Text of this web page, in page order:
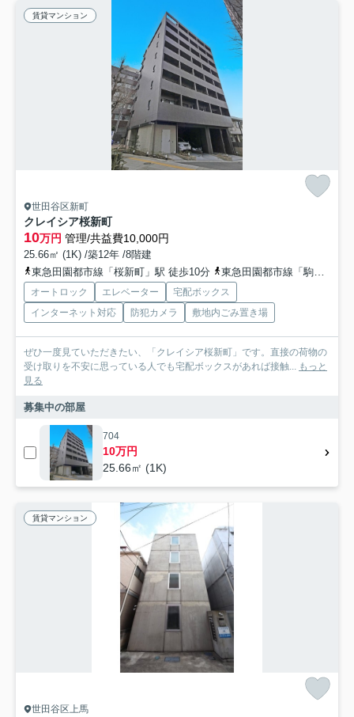
賃貸マンション
世田谷区新町
クレイシア桜新町
10万円 管理/共益費10,000円
25.66㎡ (1K) /築12年 /8階建
東急田園都市線「桜新町」駅 徒歩10分
東急田園都市線「駒沢大学」駅 徒歩15分
オートロック エレベーター
宅配ボックス
インターネット対応
防犯カメラ 敷地内ごみ置き場
ぜひ一度見ていただきたい、「クレイシア桜新町」です。直接の荷物の
受け取りを不安に思っている人でも宅配ボックスがあれば接触... もっと
見る
募集中の部屋
704
10万円
25.66㎡ (1K)
賃貸マンション
世田谷区上馬